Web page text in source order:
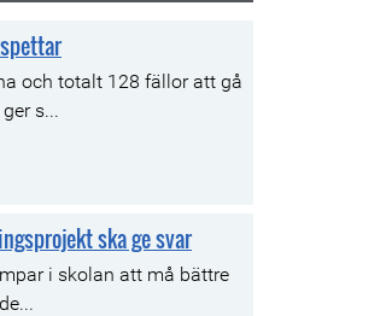
och totalt 128 fällor att gå
s...
ska ge svar
i skolan att må bättre